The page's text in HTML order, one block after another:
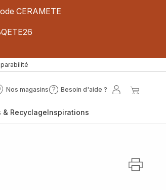
CERAMETE
Nos magasins Besoin d'aide ?
Besoin
?
Mon
& RecyclageInspirations